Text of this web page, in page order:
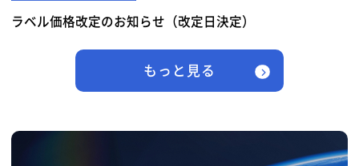
ラベル価格改定のお知らせ（改定日決定）
もっと見る